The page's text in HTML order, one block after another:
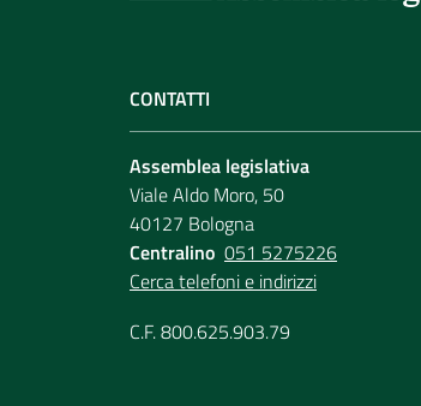
CONTATTI
Assemblea legislativa
Viale Aldo Moro, 50
40127 Bologna
Centralino 051 5275226
Cerca telefoni e indirizzi
C.F. 800.625.903.79